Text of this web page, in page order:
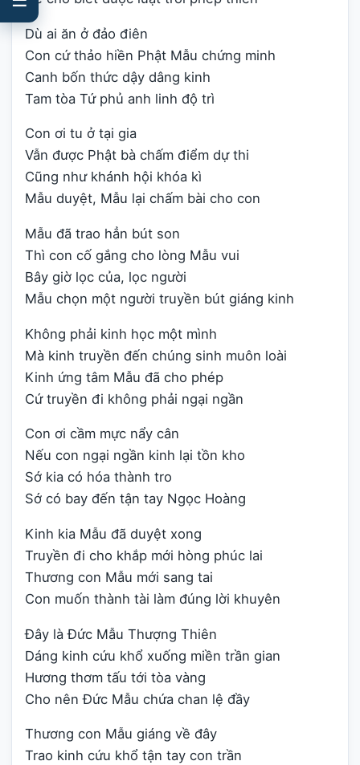
Dù ai ăn ở đảo điên
Con cứ thảo hiền Phật Mẫu chứng minh
Canh bốn thức dậy dâng kinh
Tam tòa Tứ phủ anh linh độ trì
Con ơi tu ở tại gia
Vẫn được Phật bà chấm điểm dự thi
Cũng như khánh hội khóa kì
Mẫu duyệt, Mẫu lại chấm bài cho con
Mẫu đã trao hẳn bút son
Thì con cố gắng cho lòng Mẫu vui
Bây giờ lọc của, lọc người
Mẫu chọn một người truyền bút giáng kinh
Không phải kinh học một mình
Mà kinh truyền đến chúng sinh muôn loài
Kinh ứng tâm Mẫu đã cho phép
Cứ truyền đi không phải ngại ngần
Con ơi cầm mực nẩy cân
Nếu con ngại ngần kinh lại tồn kho
Sớ kia có hóa thành tro
Sớ có bay đến tận tay Ngọc Hoàng
Kinh kia Mẫu đã duyệt xong
Truyền đi cho khắp mới hòng phúc lai
Thương con Mẫu mới sang tai
Con muốn thành tài làm đúng lời khuyên
Đây là Đức Mẫu Thượng Thiên
Dáng kinh cứu khổ xuống miền trần gian
Hương thơm tấu tới tòa vàng
Cho nên Đức Mẫu chứa chan lệ đầy
Thương con Mẫu giáng về đây
Trao kinh cứu khổ tận tay con trần